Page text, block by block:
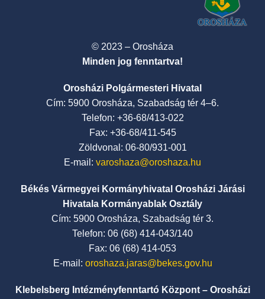
© 2023 – Orosháza
Minden jog fenntartva!
Orosházi Polgármesteri Hivatal
Cím: 5900 Orosháza, Szabadság tér 4–6.
Telefon: +36-68/413-022
Fax: +36-68/411-545
Zöldvonal: 06-80/931-001
E-mail: varoshaza@oroshaza.hu
Békés Vármegyei Kormányhivatal Orosházi Járási
Hivatala Kormányablak Osztály
Cím: 5900 Orosháza, Szabadság tér 3.
Telefon: 06 (68) 414-043/140
Fax: 06 (68) 414-053
E-mail: oroshaza.jaras@bekes.gov.hu
Klebelsberg Intézményfenntartó Központ – Orosházi